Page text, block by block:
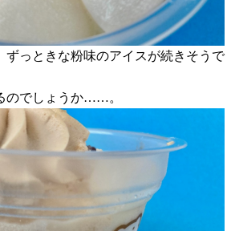
ずっときな粉味のアイスが続きそうで
のでしょうか……。